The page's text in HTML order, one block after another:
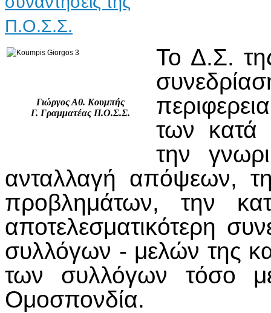
Γιώργος Αθ. Κουμπής
Γ. Γραμματέας Π.Ο.Σ.Σ.
Το Δ.Σ.
των κατά
την
ανταλλαγή απόψεων,
προβλημάτων, την
αποτελεσματικότερη
συλλόγων - μελών της
των συλλόγων τόσο
Ομοσπονδία.